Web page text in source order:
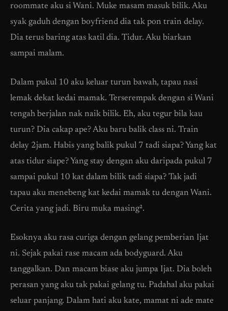
roommate aku si Wani. Muke masam masuk bilik. Aku
syak gaduh dengan boyfriend dia tak pon train delay.
Dia terus baring atas katil dia. Tidur. Aku biarkan
sampai malam.
Dalam pukul 10 aku keluar turun bawah, tapau nasi
lemak dekat kedai mamak. Terserempak dengan si Wani
tengah berjalan nak naik bilik. Eh, aku tegur bila kau
turun? Dia cakap ape? Aku baru balik class ni. Train
delay 2jam. Habis yang balik pukul 7 tadi siapa? Yang kat
atas tidur siape? Yang stay dengan aku daripada pukul 7
sampai pukul 10 kat dalam bilik tadi siapa? Tak jadi
tapau aku menebeng kat kedai mamak tu dengan Wani.
Cerita yang jadi. Biru muka masing².
Esoknya aku rasa curiga dengan gelang pemberian Ijat
ni. Sejak pakai rase macam ada bodyguard. Aku
tanggalkan. Dan macam biase aku jumpa Ijat. Dia boleh
perasan yang aku tak pakai gelang tu. Padahal aku pakai
seluar panjang. Dalam hati aku kate, mamat ni ade mate